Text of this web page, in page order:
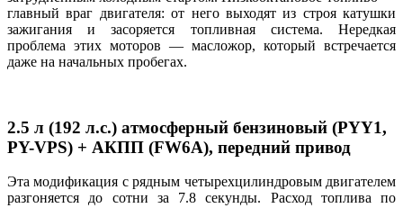
главный враг двигателя: от него выходят из строя катушки
зажигания и засоряется топливная система. Нередкая
проблема этих моторов — масложор, который встречается
даже на начальных пробегах.
2.5 л (192 л.с.) атмосферный бензиновый (PYY1,
PY-VPS) + АКПП (FW6A), передний привод
Эта модификация с рядным четырехцилиндровым двигателем
разгоняется до сотни за 7.8 секунды. Расход топлива по